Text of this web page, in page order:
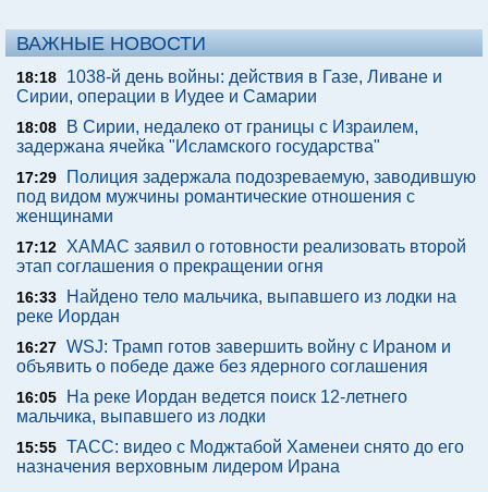
ВАЖНЫЕ НОВОСТИ
18:18
1038-й день войны: действия в Газе, Ливане и
Сирии, операции в Иудее и Самарии
18:08
В Сирии, недалеко от границы с Израилем,
задержана ячейка "Исламского государства"
17:29
Полиция задержала подозреваемую, заводившую
под видом мужчины романтические отношения с
женщинами
17:12
ХАМАС заявил о готовности реализовать второй
этап соглашения о прекращении огня
16:33
Найдено тело мальчика, выпавшего из лодки на
реке Иордан
16:27 WSJ: Трамп готов завершить войну с Ираном и
объявить о победе даже без ядерного соглашения
16:05
На реке Иордан ведется поиск 12-летнего
мальчика, выпавшего из лодки
15:55 ТАСС: видео с Моджтабой Хаменеи снято до его
назначения верховным лидером Ирана